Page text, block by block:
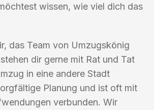
wissen, wie viel dich das
das Team von Umzugskönig
dir gerne mit Rat und Tat
in eine andere Stadt
Planung und ist oft mit
verbunden. Wir